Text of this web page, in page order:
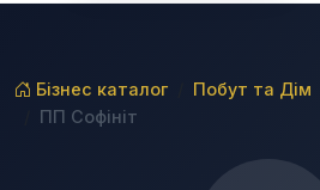
Бізнес каталог Побут та Дім
ПП Софiнiт